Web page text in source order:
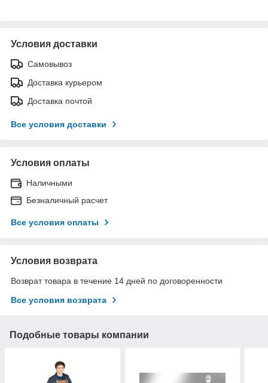
Условия доставки
Самовывоз
Доставка курьером
Доставка почтой
Все условия доставки
Условия оплаты
Наличными
Безналичный расчет
Все условия оплаты
Условия возврата
Возврат товара в течение 14 дней по договоренности
Все условия возврата
Подобные товары компании